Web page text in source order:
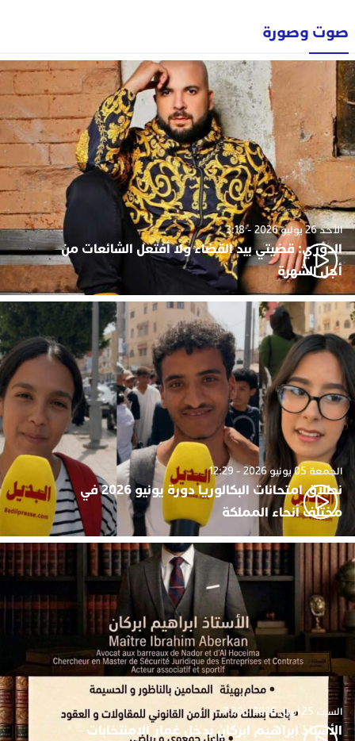
صوت وصورة
الأحد 26 يوليو 2026 - 3:18
الدوزي: قضيتي بيد القضاء ولا أفتعل الشائعات من
أجل الشهرة
الجمعة 05 يونيو 2026 - 12:29
نطلاق امتحانات البكالوريا دورة يونيو 2026 في
مختلف أنحاء المملكة
السبت 25 أبريل 2026 - 7:30
الأستاذ ابراهيم ابركان يدخل غمار الامنتخابات